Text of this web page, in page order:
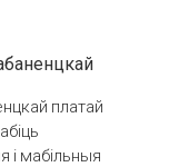
платай
і мабільныя